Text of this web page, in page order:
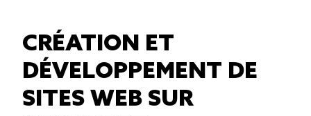
CRÉATION ET
DÉVELOPPEMENT DE
SITES WEB SUR